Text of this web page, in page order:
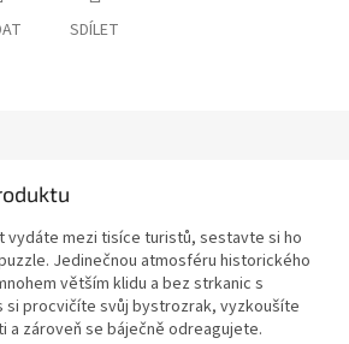
SDÍLET
vydáte mezi tisíce turistů, sestavte si ho
Jedinečnou atmosféru historického
větším klidu a bez strkanic s
si procvičíte svůj bystrozrak, vyzkoušíte
a zároveň se báječně odreagujete.